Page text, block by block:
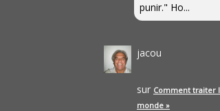
punir." Ho...
jacou
sur Comment traiter
monde »